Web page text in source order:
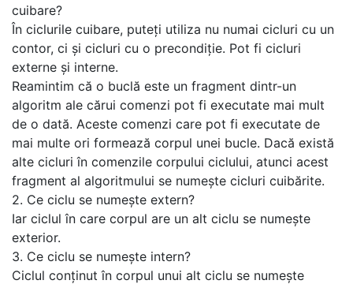
cuibare?
În ciclurile cuibare, puteți utiliza nu numai cicluri cu un
contor, ci și cicluri cu o precondiție. Pot fi cicluri
externe și interne.
Reamintim că o buclă este un fragment dintr-un
algoritm ale cărui comenzi pot fi executate mai mult
de o dată. Aceste comenzi care pot fi executate de
mai multe ori formează corpul unei bucle. Dacă există
alte cicluri în comenzile corpului ciclului, atunci acest
fragment al algoritmului se numește cicluri cuibărite.
2. Ce ciclu se numește extern?
Iar ciclul în care corpul are un alt ciclu se numește
exterior.
3. Ce ciclu se numește intern?
Ciclul conținut în corpul unui alt ciclu se numește